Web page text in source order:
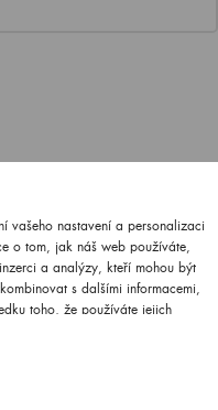
vašeho nastavení a personalizaci
o tom, jak náš web používáte,
a analýzy, kteří mohou být
s dalšími informacemi,
toho, že používáte jejich